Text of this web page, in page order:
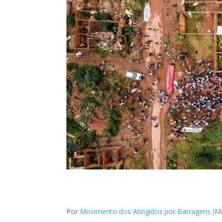
Por Movimento dos Atingidos por Barragens